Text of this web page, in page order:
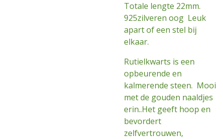
Totale lengte 22mm.
925zilveren oog Leuk
apart of een stel bij
elkaar.
Rutielkwarts is een
opbeurende en
kalmerende steen. Mooi
met de gouden naaldjes
erin..Het geeft hoop en
bevordert
zelfvertrouwen,